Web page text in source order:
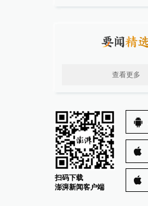
查看更多
扫码下载
澎湃新闻客户端